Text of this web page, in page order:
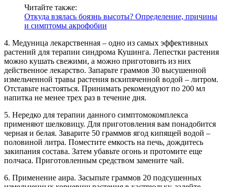
Читайте также:
Откуда взялась боязнь высоты? Определение, причины
и симптомы акрофобии
4. Медуница лекарственная – одно из самых эффективных
растений для терапии синдрома Кушинга. Лепестки растения
можно кушать свежими, а можно приготовить из них
действенное лекарство. Запарьте граммов 30 высушенной
измельченной травы растения вскипяченной водой – литром.
Отставьте настояться. Принимать рекомендуют по 200 мл
напитка не менее трех раз в течение дня.
5. Нередко для терапии данного симптомокомплекса
применяют шелковицу. Для приготовления вам понадобится
черная и белая. Заварите 50 граммов ягод кипящей водой –
половиной литра. Поместите емкость на печь, дождитесь
закипания состава. Затем убавьте огонь и протомите еще
полчаса. Приготовленным средством замените чай.
6. Применение аира. Засыпьте граммов 20 подсушенных